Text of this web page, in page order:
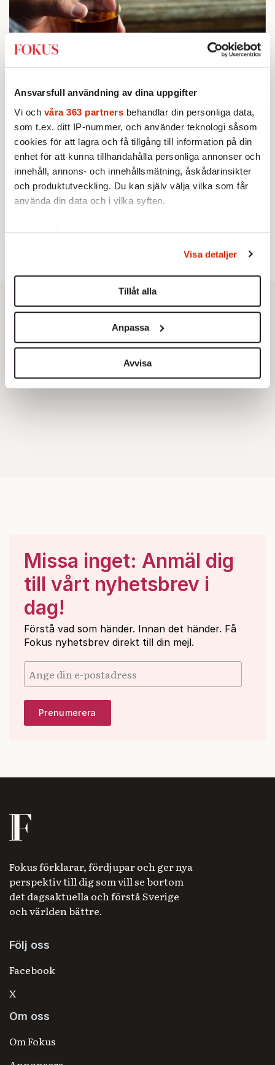
Ansvarsfull användning av dina uppgifter
Vi och våra 363 partners behandlar din personliga data,
som t.ex. ditt IP-nummer, och använder teknologi såsom
cookies för att lagra och få tillgång till information på din
enhet för att kunna tillhandahålla personliga annonser och
innehåll, annons- och innehållsmätning, åskådarinsikter
och produktutveckling. Du kan själv välja vilka som får
använda din data och i vilka syften.
Ta reda på mer om hur dina personliga uppgifter
Du kan ändra eller dra tillbaka ditt samtycke när som
helst från cookie-förklaringen.
Vi använder enhetsidentifierare för att anpassa innehållet
för sociala medier och analysera vår trafik. Vi
vidarebefordrar även sådana identifierare och annan
information från din enhet till de sociala medier och
annons- och analysföretag som vi samarbetar med.
Visa detaljer
Tillåt alla
Anpassa
Avvisa
ursprungsbefolkningen i Filipstad
2.Sakine Madon: Efter islamistdådet oroar sig
vänstern för Agnes Wold
KRÖNIKA
3. Frans Wachtmeister:Ja, AC är ett hot mot den
franska civilisationen
STICKET
4.Dan Korn:Quisling, quislingar och sten i glashus
UTRIKES
5.Därför liknar Putin både tsaren och Stalin
6.
Missa inget: Anmäl dig
till vårt nyhetsbrev i
dag!
Förstå vad som händer. Innan det händer. Få
Fokus nyhetsbrev direkt till din mejl.
Fokus förklarar, fördjupar och ger nya
perspektiv till dig som vill se bortom
det dagsaktuella och förstå Sverige
och världen bättre.
Följ oss
Facebook
X
Om oss
Om Fokus